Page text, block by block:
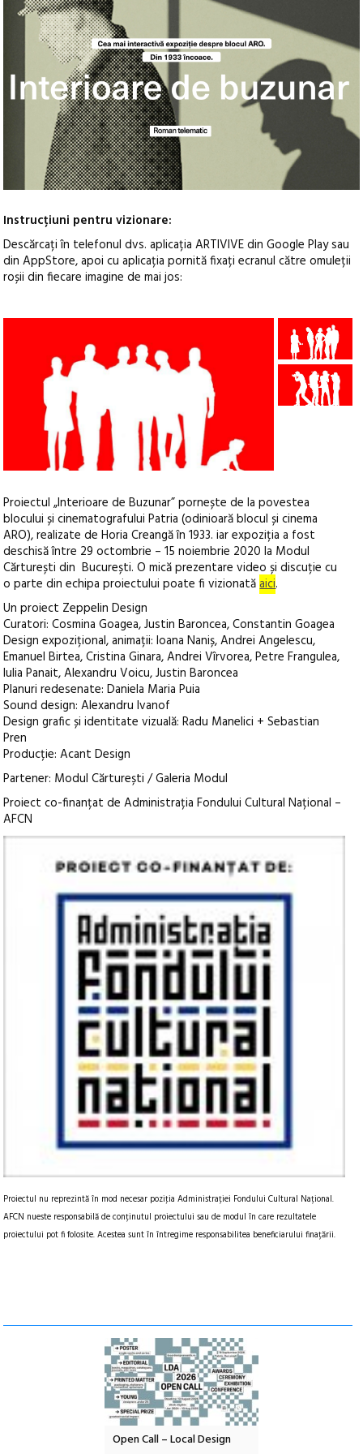
Instrucțiuni pentru vizionare:
Descărcați în telefonul dvs. aplicația ARTIVIVE din Google Play sau
din AppStore, apoi cu aplicația pornită fixați ecranul către omuleții
roșii din fiecare imagine de mai jos:
+12
Proiectul „Interioare de Buzunar” pornește de la povestea
blocului și cinematografului Patria (odinioară blocul și cinema
ARO), realizate de Horia Creangă în 1933. iar expoziția a fost
deschisă între 29 octombrie – 15 noiembrie 2020 la Modul
Cărturești din București. O mică prezentare video și discuție cu
o parte din echipa proiectului poate fi vizionatăaici.
Un proiect Zeppelin Design
Curatori: Cosmina Goagea, Justin Baroncea, Constantin Goagea
Design expozițional, animații: Ioana Naniș, Andrei Angelescu,
Emanuel Birtea, Cristina Ginara, Andrei Vîrvorea, Petre Frangulea,
Iulia Panait, Alexandru Voicu, Justin Baroncea
Planuri redesenate: Daniela Maria Puia
Sound design: Alexandru Ivanof
Design grafic și identitate vizuală: Radu Manelici + Sebastian
Pren
Producție: Acant Design
Partener: Modul Cărturești / Galeria Modul
Proiect co-finanțat de Administrația Fondului Cultural Național –
AFCN
Proiectul nu reprezintă în mod necesar poziţia Administrației Fondului Cultural Național.
AFCN nueste responsabilă de conținutul proiectului sau de modul în care rezultatele
proiectului pot fi folosite. Acestea sunt în întregime responsabilitea beneficiarului finațării.
Open Call – Local Design